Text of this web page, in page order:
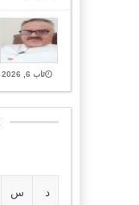
ئاب 6, 2026
د س